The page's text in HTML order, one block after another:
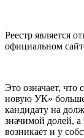
Реестр является
официальном
Это означает,
новую УК» больше
кандидату на
значимой долей, а
возникает и у